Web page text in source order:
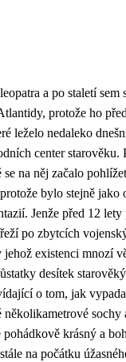
a po staletí sem
protože ho
leželo nedaleko
center starověku.
na něj začalo
bylo stejně jako
Jenže před 12
po zbytcích
jehož existenci mnozí
desítek
o tom, jak
sochy
krásný a
na počátku